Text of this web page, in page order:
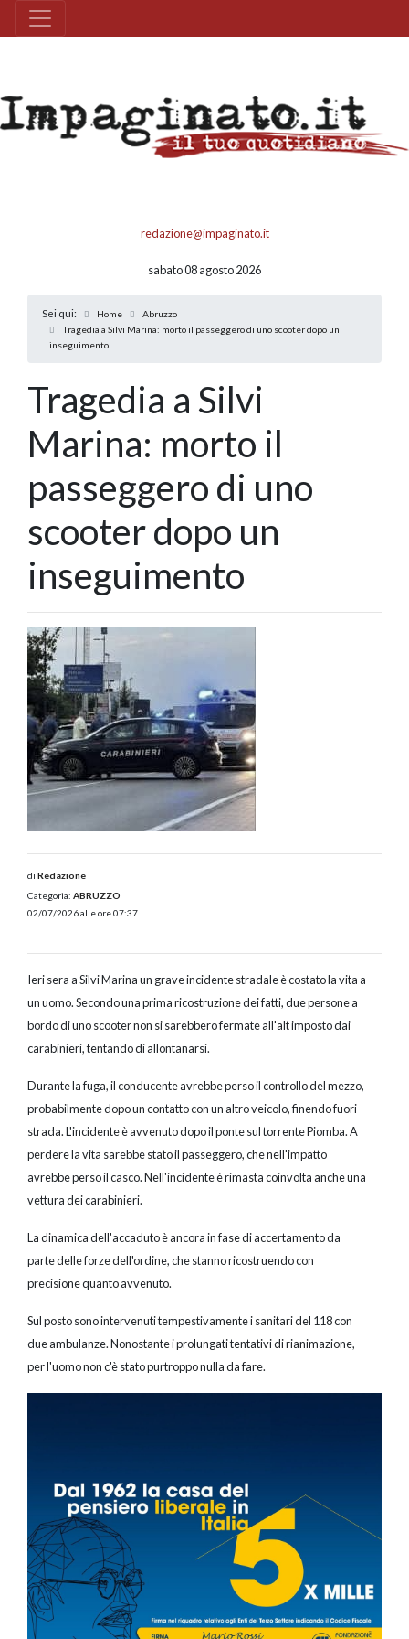
redazione@impaginato.it
sabato 08 agosto 2026
Sei qui: Home
Abruzzo
Tragedia a Silvi Marina: morto il passeggero di uno scooter dopo un
inseguimento
Tragedia a Silvi
Marina: morto il
passeggero di uno
scooter dopo un
inseguimento
di Redazione
Categoria: ABRUZZO
02/07/2026 alle ore 07:37
Ieri sera a Silvi Marina un grave incidente stradale è costato la vita a
un uomo. Secondo una prima ricostruzione dei fatti, due persone a
bordo di uno scooter non si sarebbero fermate all'alt imposto dai
carabinieri, tentando di allontanarsi.
Durante la fuga, il conducente avrebbe perso il controllo del mezzo,
probabilmente dopo un contatto con un altro veicolo, finendo fuori
strada. L'incidente è avvenuto dopo il ponte sul torrente Piomba. A
perdere la vita sarebbe stato il passeggero, che nell'impatto
avrebbe perso il casco. Nell'incidente è rimasta coinvolta anche una
vettura dei carabinieri.
La dinamica dell'accaduto è ancora in fase di accertamento da
parte delle forze dell'ordine, che stanno ricostruendo con
precisione quanto avvenuto.
Sul posto sono intervenuti tempestivamente i sanitari del 118 con
due ambulanze. Nonostante i prolungati tentativi di rianimazione,
per l'uomo non c'è stato purtroppo nulla da fare.